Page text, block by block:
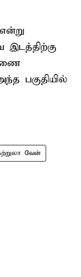
இடத்திற்கு
பகுதியில்
வேன்